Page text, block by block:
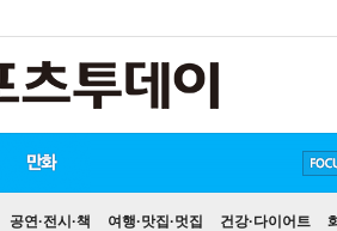
공연·전시·책 여행·맛집·멋집 건강·다이어트
방탄소년단
손흥민
유아인